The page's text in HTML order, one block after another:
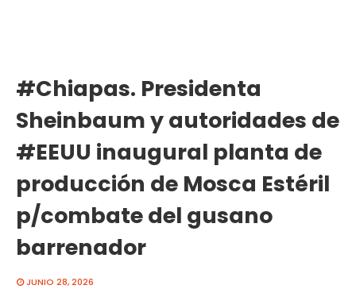
#Chiapas. Presidenta
Sheinbaum y autoridades de
#EEUU inaugural planta de
producción de Mosca Estéril
p/combate del gusano
barrenador
JUNIO 28, 2026